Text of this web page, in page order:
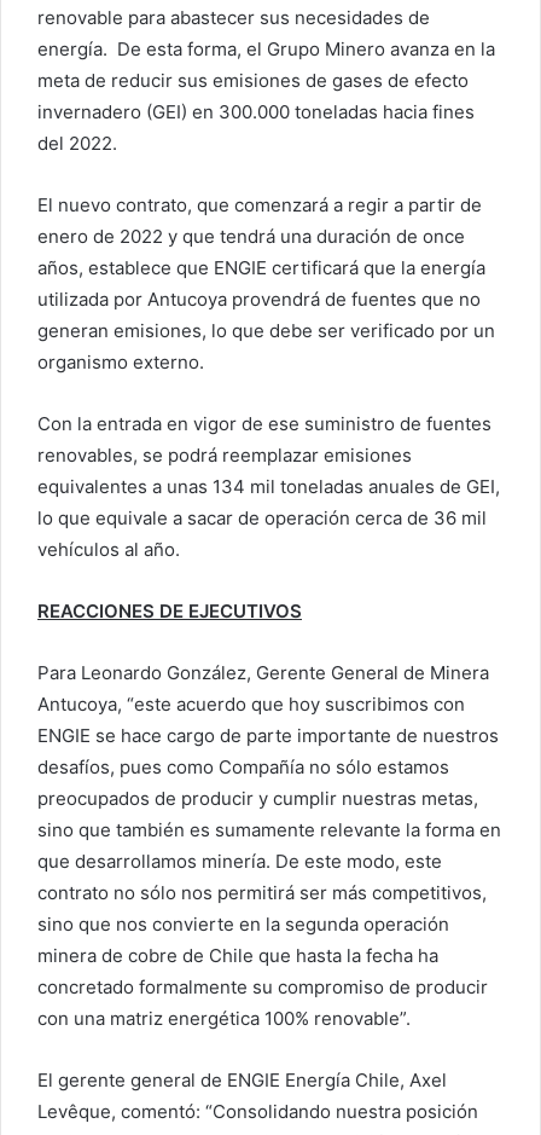
renovable para abastecer sus necesidades de
energía. De esta forma, el Grupo Minero avanza en la
meta de reducir sus emisiones de gases de efecto
invernadero (GEI) en 300.000 toneladas hacia fines
del 2022.
El nuevo contrato, que comenzará a regir a partir de
enero de 2022 y que tendrá una duración de once
años, establece que ENGIE certificará que la energía
utilizada por Antucoya provendrá de fuentes que no
generan emisiones, lo que debe ser verificado por un
organismo externo.
Con la entrada en vigor de ese suministro de fuentes
renovables, se podrá reemplazar emisiones
equivalentes a unas 134 mil toneladas anuales de GEI,
lo que equivale a sacar de operación cerca de 36 mil
vehículos al año.
REACCIONES DE EJECUTIVOS
Para Leonardo González, Gerente General de Minera
Antucoya, “este acuerdo que hoy suscribimos con
ENGIE se hace cargo de parte importante de nuestros
desafíos, pues como Compañía no sólo estamos
preocupados de producir y cumplir nuestras metas,
sino que también es sumamente relevante la forma en
que desarrollamos minería. De este modo, este
contrato no sólo nos permitirá ser más competitivos,
sino que nos convierte en la segunda operación
minera de cobre de Chile que hasta la fecha ha
concretado formalmente su compromiso de producir
con una matriz energética 100% renovable”.
El gerente general de ENGIE Energía Chile, Axel
Levêque, comentó: “Consolidando nuestra posición